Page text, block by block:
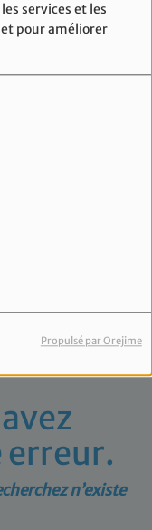
services et les
pour améliorer
Propulsé par Orejime
n’existe